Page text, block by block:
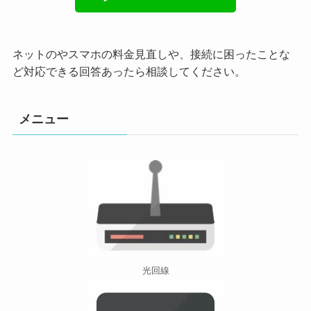
ネットのやスマホの料金見直しや、接続に困ったことな
ど対応できる回答あったら相談してください。
メニュー
光回線